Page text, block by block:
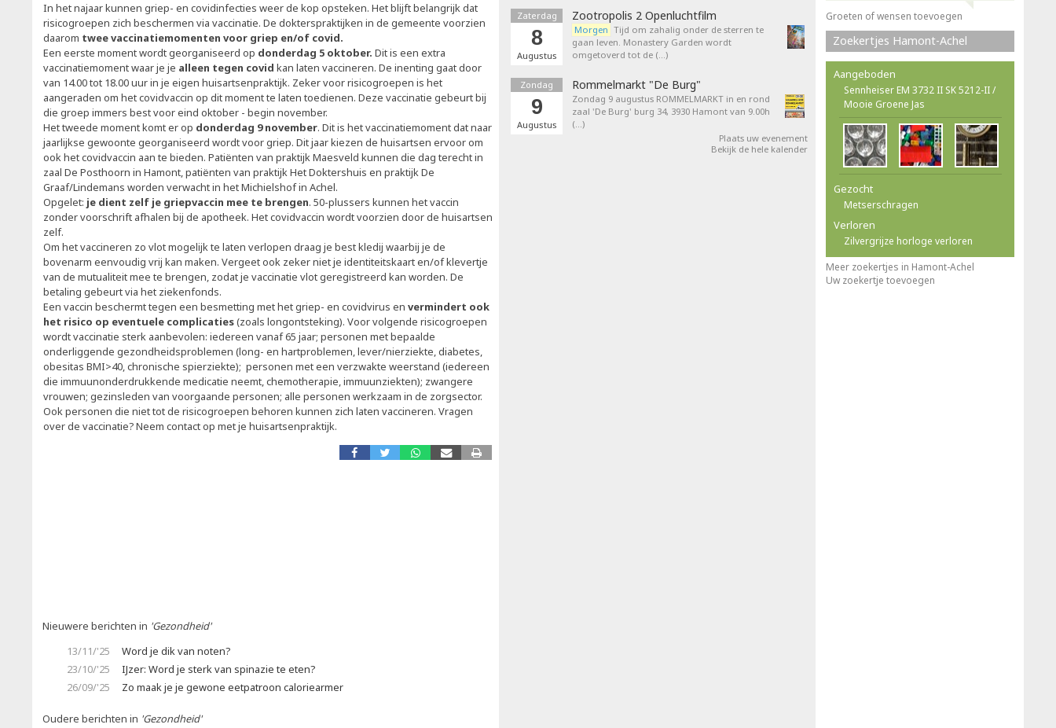
In het najaar kunnen griep- en covidinfecties weer de kop opsteken. Het blijft belangrijk dat
risicogroepen zich beschermen via vaccinatie. De dokterspraktijken in de gemeente voorzien
daarom twee vaccinatiemomenten voor griep en/of covid.
Een eerste moment wordt georganiseerd op donderdag 5 oktober. Dit is een extra
vaccinatiemoment waar je je alleen tegen covid kan laten vaccineren. De inenting gaat door
van 14.00 tot 18.00 uur in je eigen huisartsenpraktijk. Zeker voor risicogroepen is het
aangeraden om het covidvaccin op dit moment te laten toedienen. Deze vaccinatie gebeurt bij
die groep immers best voor eind oktober - begin november.
Het tweede moment komt er op donderdag 9 november. Dit is het vaccinatiemoment dat naar
jaarlijkse gewoonte georganiseerd wordt voor griep. Dit jaar kiezen de huisartsen ervoor om
ook het covidvaccin aan te bieden. Patiënten van praktijk Maesveld kunnen die dag terecht in
zaal De Posthoorn in Hamont, patiënten van praktijk Het Doktershuis en praktijk De
Graaf/Lindemans worden verwacht in het Michielshof in Achel.
Opgelet: je dient zelf je griepvaccin mee te brengen. 50-plussers kunnen het vaccin
zonder voorschrift afhalen bij de apotheek. Het covidvaccin wordt voorzien door de huisartsen
zelf.
Om het vaccineren zo vlot mogelijk te laten verlopen draag je best kledij waarbij je de
bovenarm eenvoudig vrij kan maken. Vergeet ook zeker niet je identiteitskaart en/of klevertje
van de mutualiteit mee te brengen, zodat je vaccinatie vlot geregistreerd kan worden. De
betaling gebeurt via het ziekenfonds.
Een vaccin beschermt tegen een besmetting met het griep- en covidvirus en vermindert ook
het risico op eventuele complicaties(zoals longontsteking). Voor volgende risicogroepen
wordt vaccinatie sterk aanbevolen: iedereen vanaf 65 jaar; personen met bepaalde
onderliggende gezondheidsproblemen (long- en hartproblemen, lever/nierziekte, diabetes,
obesitas BMI>40, chronische spierziekte); personen met een verzwakte weerstand (iedereen
die immuunonderdrukkende medicatie neemt, chemotherapie, immuunziekten); zwangere
vrouwen; gezinsleden van voorgaande personen; alle personen werkzaam in de zorgsector.
Ook personen die niet tot de risicogroepen behoren kunnen zich laten vaccineren. Vragen
over de vaccinatie? Neem contact op met je huisartsenpraktijk.
Nieuwere berichten in 'Gezondheid'
13/11/'25
Word je dik van noten?
23/10/'25
IJzer: Word je sterk van spinazie te eten?
26/09/'25
Zo maak je je gewone eetpatroon caloriearmer
Oudere berichten in 'Gezondheid'
Zaterdag
8
Augustus
Zootropolis 2 Openluchtfilm
Morgen Tijd om zahalig onder de sterren te
gaan leven. Monastery Garden wordt
omgetoverd tot de (…)
Zondag
9
Augustus
Rommelmarkt "De Burg"
Zondag 9 augustus ROMMELMARKT in en rond
zaal 'De Burg' burg 34, 3930 Hamont van 9.00h
(…)
Plaats uw evenement
Bekijk de hele kalender
Groeten of wensen toevoegen
Zoekertjes Hamont-Achel
Aangeboden
Sennheiser EM 3732 II SK 5212-II /
Mooie Groene Jas
Gezocht
Metserschragen
Verloren
Zilvergrijze horloge verloren
Meer zoekertjes in Hamont-Achel
Uw zoekertje toevoegen